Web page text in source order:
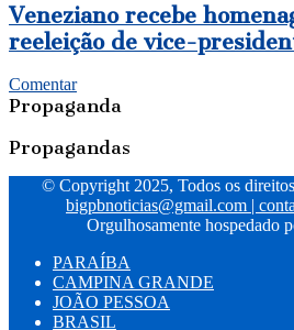
Veneziano recebe
reeleição de vice-
Comentar
Propaganda
Propagandas
© Copyright 2025, Todos os
bigpbnoticias@gmail.com
Orgulhosamente hospedado
PARAÍBA
CAMPINA GRANDE
JOÃO PESSOA
BRASIL